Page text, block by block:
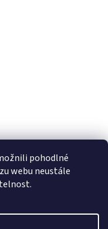
pohodlné
webu neustále